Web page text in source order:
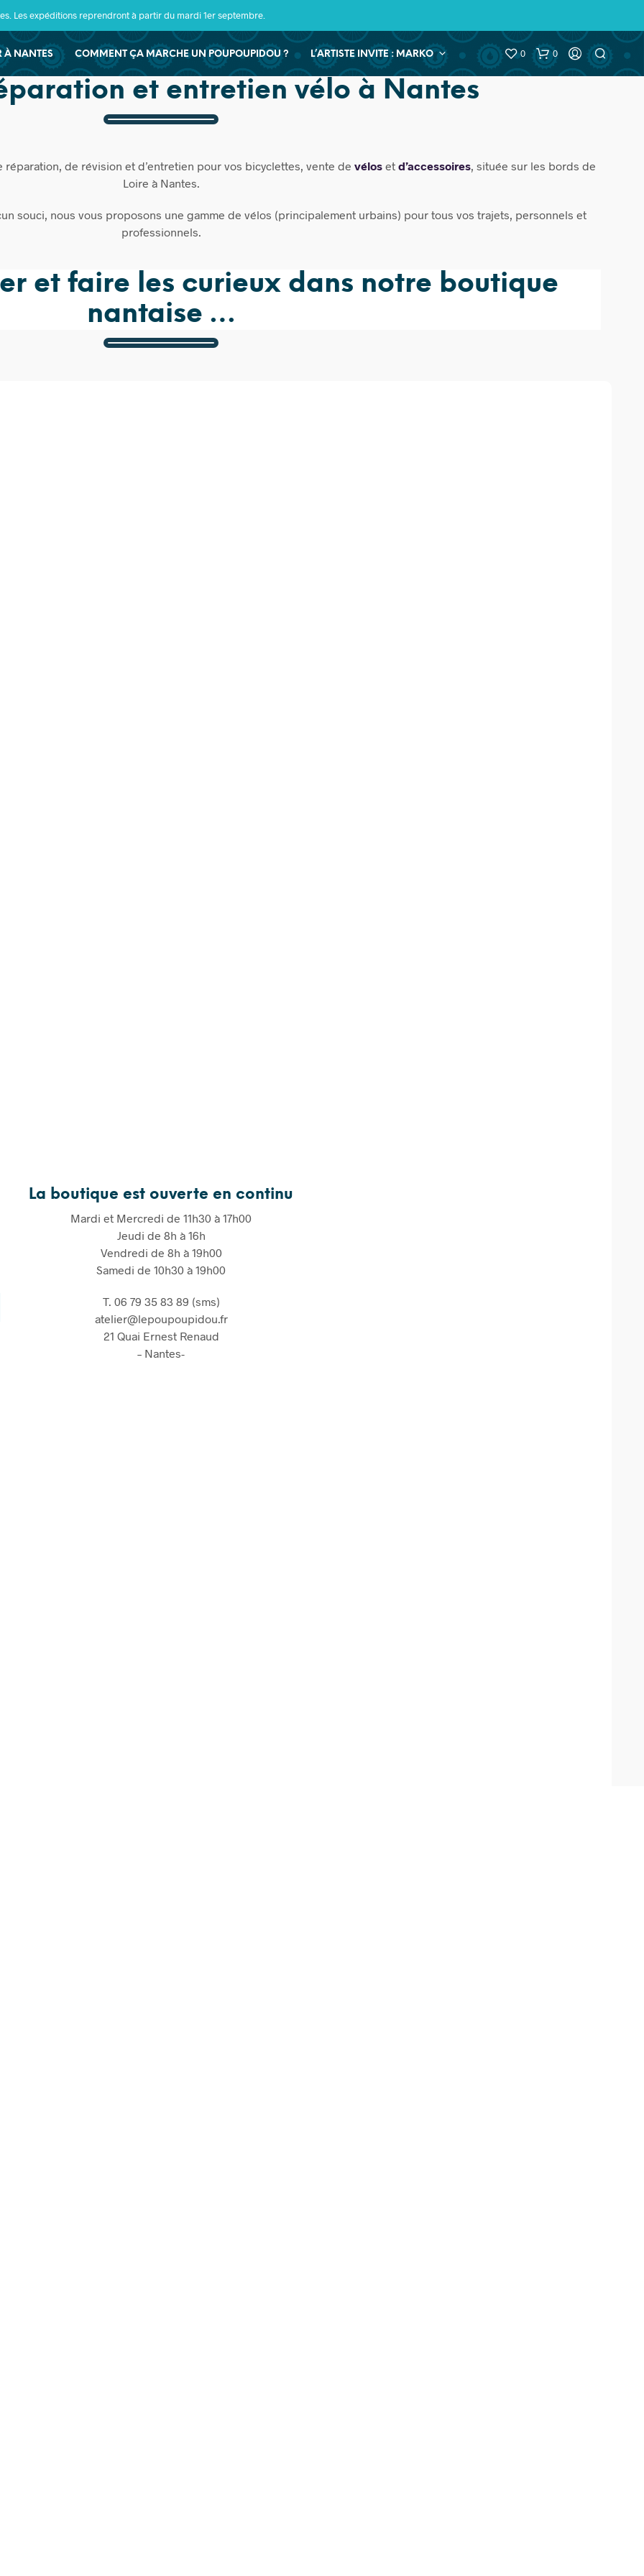
Les expéditions reprendront à partir du mardi 1er septembre.
À NANTES COMMENT ÇA MARCHE UN POUPOUPIDOU ? L’ARTISTE INVITE : MARKO 0 0
et entretien vélo à Nantes
de révision et d’entretien pour vos bicyclettes, vente de vélos et d’accessoires, située sur les bords de
Loire à Nantes.
souci, nous vous proposons une gamme de vélos (principalement urbains) pour tous vos trajets, personnels et
professionnels.
et faire les curieux dans notre boutique
nantaise …
La boutique est ouverte en continu
Mardi et Mercredi de 11h30 à 17h00
Jeudi de 8h à 16h
Vendredi de 8h à 19h00
Samedi de 10h30 à 19h00
T. 06 79 35 83 89 (sms)
atelier@lepoupoupidou.fr
21 Quai Ernest Renaud
– Nantes-